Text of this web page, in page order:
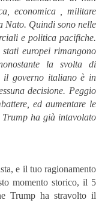
economica , militare
Nato. Quindi sono nelle
e politica pacifiche.
europei rimangono
la svolta di
il governo italiano è in
decisione. Peggio
ed aumentare le
ha già intavolato
e il tuo ragionamento
momento storico, il 5
Trump ha stravolto il